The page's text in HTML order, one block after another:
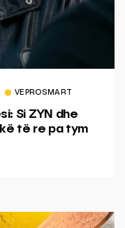
VEPROSMART
Si ZYN dhe
të re pa tym